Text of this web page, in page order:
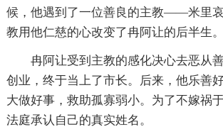
候，他遇到了一位善良的主教——米里
教用他仁慈的心改变了冉阿让的后半生。
冉阿让受到主教的感化决心去恶从
创业，终于当上了市长。后来，他乐善
大做好事，救助孤寡弱小。为了不嫁祸
法庭承认自己的真实姓名。